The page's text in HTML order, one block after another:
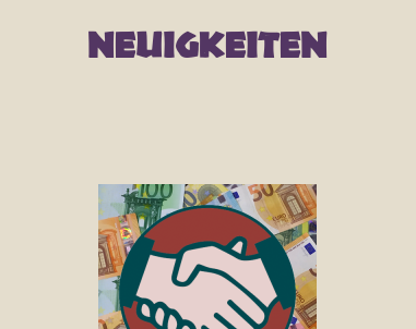
Neuigkeiten